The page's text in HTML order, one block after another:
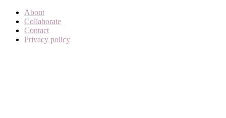
About
Collaborate
Contact
Privacy policy